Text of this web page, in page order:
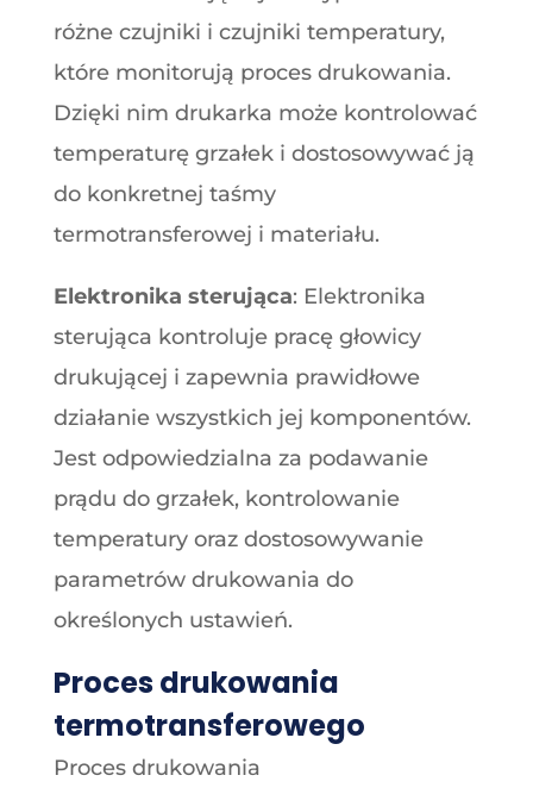
różne czujniki i czujniki temperatury,
które monitorują proces drukowania.
Dzięki nim drukarka może kontrolować
temperaturę grzałek i dostosowywać ją
do konkretnej taśmy
termotransferowej i materiału.
Elektronika sterująca: Elektronika
sterująca kontroluje pracę głowicy
drukującej i zapewnia prawidłowe
działanie wszystkich jej komponentów.
Jest odpowiedzialna za podawanie
prądu do grzałek, kontrolowanie
temperatury oraz dostosowywanie
parametrów drukowania do
określonych ustawień.
Proces drukowania
termotransferowego
Proces drukowania